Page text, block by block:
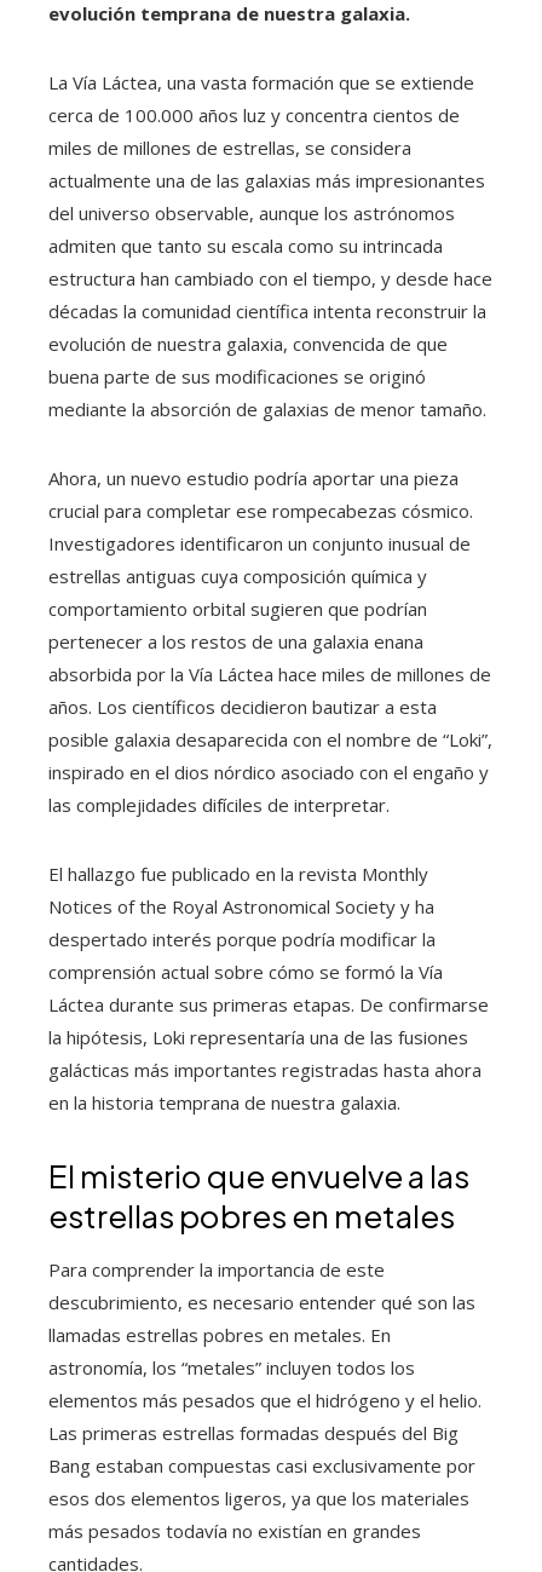
evolución temprana de nuestra galaxia.
La Vía Láctea, una vasta formación que se extiende
cerca de 100.000 años luz y concentra cientos de
miles de millones de estrellas, se considera
actualmente una de las galaxias más impresionantes
del universo observable, aunque los astrónomos
admiten que tanto su escala como su intrincada
estructura han cambiado con el tiempo, y desde hace
décadas la comunidad científica intenta reconstruir la
evolución de nuestra galaxia, convencida de que
buena parte de sus modificaciones se originó
mediante la absorción de galaxias de menor tamaño.
Ahora, un nuevo estudio podría aportar una pieza
crucial para completar ese rompecabezas cósmico.
Investigadores identificaron un conjunto inusual de
estrellas antiguas cuya composición química y
comportamiento orbital sugieren que podrían
pertenecer a los restos de una galaxia enana
absorbida por la Vía Láctea hace miles de millones de
años. Los científicos decidieron bautizar a esta
posible galaxia desaparecida con el nombre de “Loki”,
inspirado en el dios nórdico asociado con el engaño y
las complejidades difíciles de interpretar.
El hallazgo fue publicado en la revista Monthly
Notices of the Royal Astronomical Society y ha
despertado interés porque podría modificar la
comprensión actual sobre cómo se formó la Vía
Láctea durante sus primeras etapas. De confirmarse
la hipótesis, Loki representaría una de las fusiones
galácticas más importantes registradas hasta ahora
en la historia temprana de nuestra galaxia.
El misterio que envuelve a las
estrellas pobres en metales
Para comprender la importancia de este
descubrimiento, es necesario entender qué son las
llamadas estrellas pobres en metales. En
astronomía, los “metales” incluyen todos los
elementos más pesados que el hidrógeno y el helio.
Las primeras estrellas formadas después del Big
Bang estaban compuestas casi exclusivamente por
esos dos elementos ligeros, ya que los materiales
más pesados todavía no existían en grandes
cantidades.